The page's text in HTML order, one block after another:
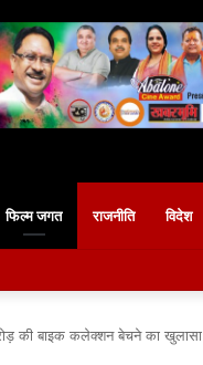
फिल्म जगत राजनीति विदेश
की बाइक कलेक्शन बेचने का खुलासा